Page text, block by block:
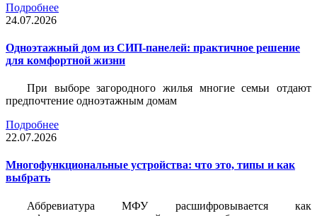
Подробнее
24.07.2026
Одноэтажный дом из СИП-панелей: практичное решение
для комфортной жизни
При выборе загородного жилья многие семьи отдают
предпочтение одноэтажным домам
Подробнее
22.07.2026
Многофункциональные устройства: что это, типы и как
выбрать
Аббревиатура МФУ расшифровывается как